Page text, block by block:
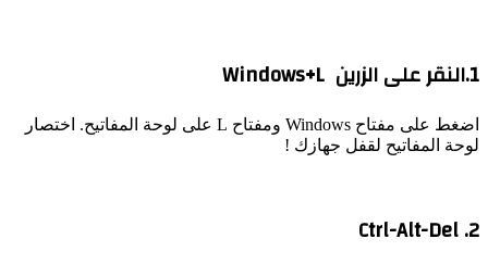
1.النقر على الزرين Windows+L
اضغط على مفتاح Windows ومفتاح L على لوحة المفاتيح. اختصار
لوحة المفاتيح لقفل جهازك !
2. Ctrl-Alt-Del